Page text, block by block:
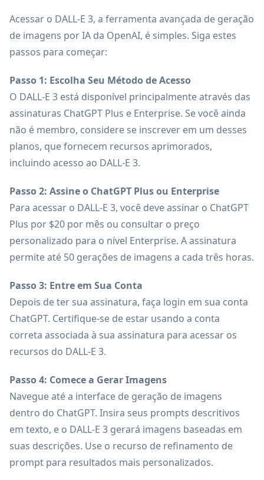
Acessar o DALL-E 3, a ferramenta avançada de geração
de imagens por IA da OpenAI, é simples. Siga estes
passos para começar:
Passo 1: Escolha Seu Método de Acesso
O DALL-E 3 está disponível principalmente através das
assinaturas ChatGPT Plus e Enterprise. Se você ainda
não é membro, considere se inscrever em um desses
planos, que fornecem recursos aprimorados,
incluindo acesso ao DALL-E 3.
Passo 2: Assine o ChatGPT Plus ou Enterprise
Para acessar o DALL-E 3, você deve assinar o ChatGPT
Plus por $20 por mês ou consultar o preço
personalizado para o nível Enterprise. A assinatura
permite até 50 gerações de imagens a cada três horas.
Passo 3: Entre em Sua Conta
Depois de ter sua assinatura, faça login em sua conta
ChatGPT. Certifique-se de estar usando a conta
correta associada à sua assinatura para acessar os
recursos do DALL-E 3.
Passo 4: Comece a Gerar Imagens
Navegue até a interface de geração de imagens
dentro do ChatGPT. Insira seus prompts descritivos
em texto, e o DALL-E 3 gerará imagens baseadas em
suas descrições. Use o recurso de refinamento de
prompt para resultados mais personalizados.